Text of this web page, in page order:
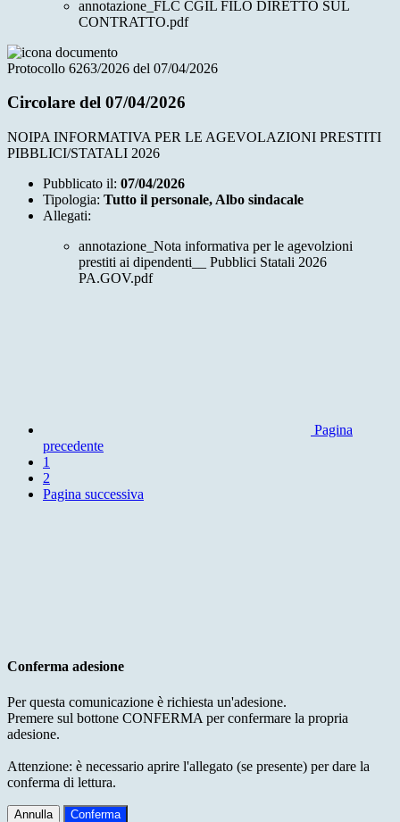
annotazione_FLC CGIL FILO DIRETTO SUL
CONTRATTO.pdf
Protocollo 6263/2026 del 07/04/2026
Circolare del 07/04/2026
NOIPA INFORMATIVA PER LE AGEVOLAZIONI PRESTITI
PIBBLICI/STATALI 2026
Pubblicato il: 07/04/2026
Tipologia: Tutto il personale, Albo sindacale
Allegati:
annotazione_Nota informativa per le agevolzioni
prestiti ai dipendenti__ Pubblici Statali 2026
PA.GOV.pdf
Pagina
precedente
1
2
Pagina successiva
Conferma adesione
Per questa comunicazione è richiesta un'adesione.
Premere sul bottone CONFERMA per confermare la propria
adesione.
Attenzione: è necessario aprire l'allegato (se presente) per dare la
conferma di lettura.
Annulla Conferma